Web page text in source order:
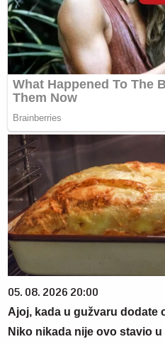
05. 08. 2026 20:00
Ajoj, kada u gužvaru dodate
Niko nikada nije ovo stavio